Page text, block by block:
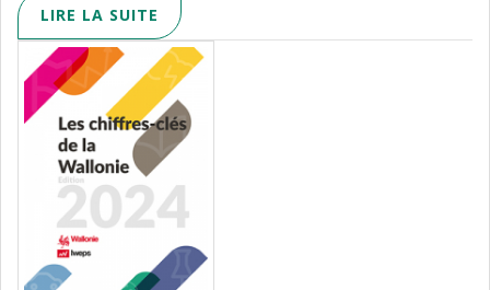
LIRE LA SUITE